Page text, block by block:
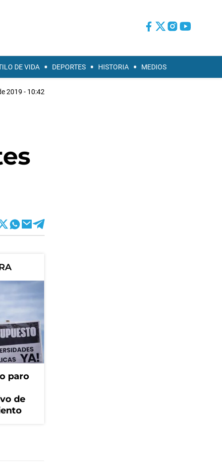
DE VIDA DEPORTES HISTORIA MEDIOS
2019 - 10:42
paro
de